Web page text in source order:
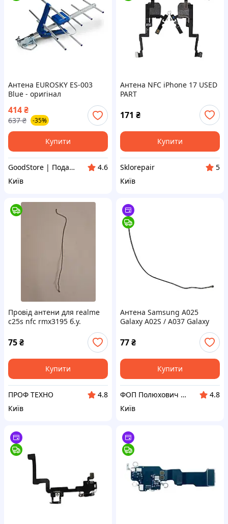
Антена EUROSKY ES-003
Blue - оригінал
414₴
637 ₴ -35%
Купити
GoodStore | Подарунки, Товари для дому та работи
4.6
Київ
Антена NFC iPhone 17 USED
PART
171 ₴
Купити
Sklorepair
5
Київ
Провід антени для realme
c25s nfc rmx3195 б.у.
75₴
Купити
ПРОФ ТЕХНО
4.8
Київ
Антена Samsung A025
Galaxy A02S / A037 Galaxy
77₴
Купити
ФОП Полюхович Л.Г.
4.8
Київ